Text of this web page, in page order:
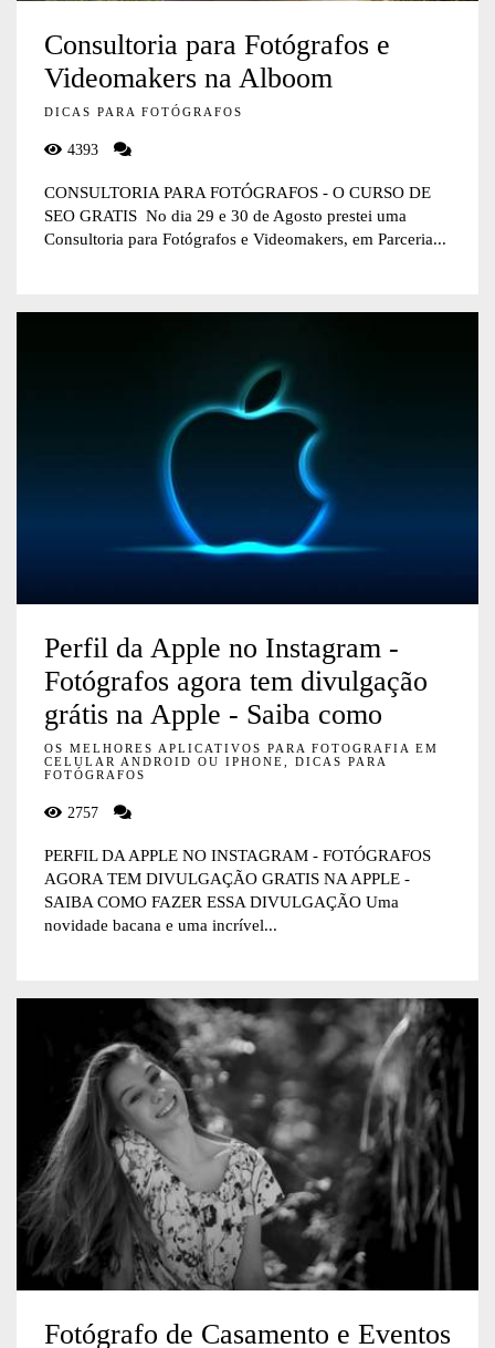
Consultoria para Fotógrafos e
Videomakers na Alboom
DICAS PARA FOTÓGRAFOS
4393
CONSULTORIA PARA FOTÓGRAFOS - O CURSO DE
SEO GRATIS No dia 29 e 30 de Agosto prestei uma
Consultoria para Fotógrafos e Videomakers, em Parceria...
Perfil da Apple no Instagram -
Fotógrafos agora tem divulgação
grátis na Apple - Saiba como
OS MELHORES APLICATIVOS PARA FOTOGRAFIA EM
CELULAR ANDROID OU IPHONE, DICAS PARA
FOTÓGRAFOS
2757
PERFIL DA APPLE NO INSTAGRAM - FOTÓGRAFOS
AGORA TEM DIVULGAÇÃO GRATIS NA APPLE -
SAIBA COMO FAZER ESSA DIVULGAÇÃO Uma
novidade bacana e uma incrível...
Fotógrafo de Casamento e Eventos